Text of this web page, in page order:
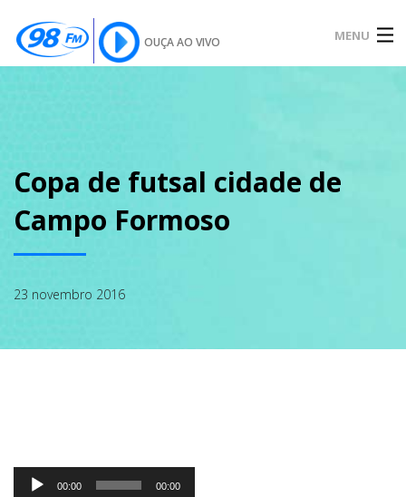
OUÇA AO VIVO MENU
SOBRE
NOTÍCIAS
Copa de futsal cidade de
Campo Formoso
23 novembro 2016
Tocador
00:00 00:00